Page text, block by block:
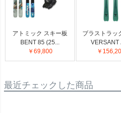
アトミック スキー板
BENT 85 (25...
￥69,800
ブラストラッ
VERSANT
￥
最近チェックした商品